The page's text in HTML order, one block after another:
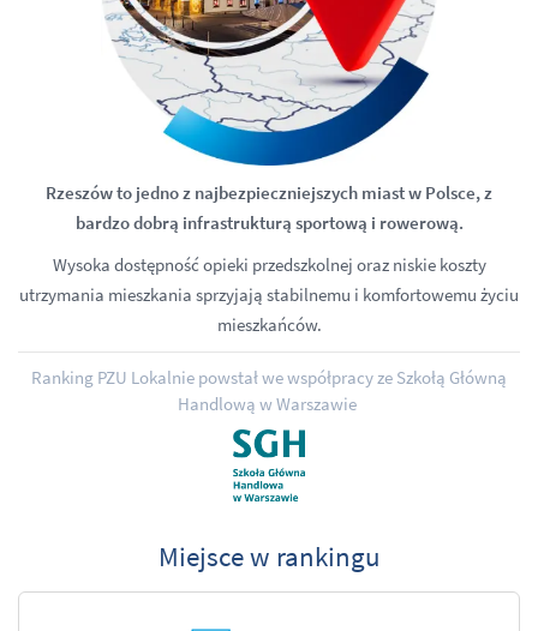
Rzeszów to jedno z najbezpieczniejszych miast w Polsce, z
bardzo dobrą infrastrukturą sportową i rowerową.
Wysoka dostępność opieki przedszkolnej oraz niskie koszty
utrzymania mieszkania sprzyjają stabilnemu i komfortowemu życiu
mieszkańców.
Ranking PZU Lokalnie powstał we współpracy ze Szkołą Główną
Handlową w Warszawie
Miejsce w rankingu